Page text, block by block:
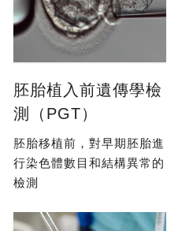
胚胎植入前遺傳學檢
測（PGT）
胚胎移植前，對早期胚胎進
行染色體數目和結構異常的
檢測